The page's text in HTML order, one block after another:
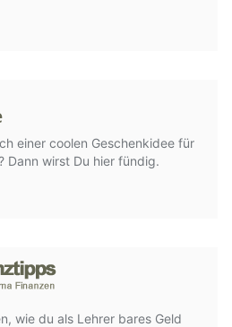
einer coolen Geschenkidee für
Dann wirst Du hier fündig.
wie du als Lehrer bares Geld